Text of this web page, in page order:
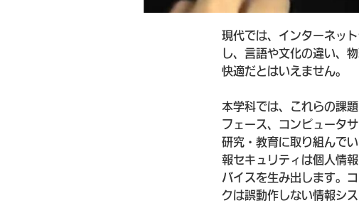
現代では、インターネッ
し、言語や文化の違い、
快適だとはいえません。
本学科では、これらの課
フェース、コンピュータ
研究・教育に取り組んで
報セキュリティは個人情
バイスを生み出します。
クは誤動作しない情報シ